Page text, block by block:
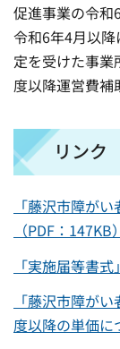
促進事業の令和
令和6年4月以
定を受けた事
度以降運営費補
リンク
「藤沢市障が
（PDF：147KB）
「実施届等書
「藤沢市障が
度以降の単価に